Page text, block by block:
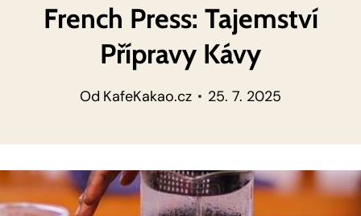
French Press: Tajemství
Přípravy Kávy
Od KafeKakao.cz 25. 7. 2025